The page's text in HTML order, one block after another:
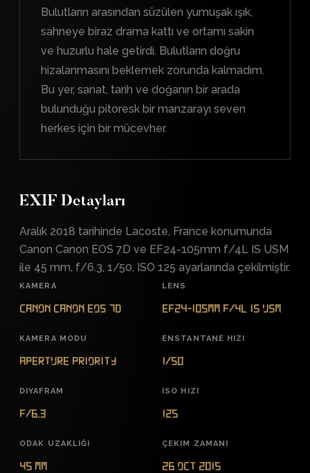
Bulutların arasından süzülen yumuşak ışık,
sahneye biraz drama kattı ve ortamı sakin
ve huzurlu hale getirdi. Bulutların doğru
hizalanmasını beklemek zorunda kalmadım.
Bu yer, sanat, tarih ve doğanın bir arada
bulunduğu pitoresk bir manzarayı seven
herkes için bir mücevher.
EXIF Detayları
Aralık 2018 tarihinde Lacoste, France konumunda
Canon Canon EOS 7D ve EF24-105mm f/4L IS USM
ile 45 mm, f/6.3, 1/50, ISO 125 ayarlarında çekilmiştir.
KAMERA
Canon Canon EOS 7D
LENS
EF24-105mm f/4L IS USM
KAMERA MODU
Aperture Priority
ENSTANTANE HIZI
1/50
DIYAFRAM
f/6.3
ISO HIZI
125
ODAK UZAKLIĞI
45 mm
ÇEKIM ZAMANI
26 Oct 2015